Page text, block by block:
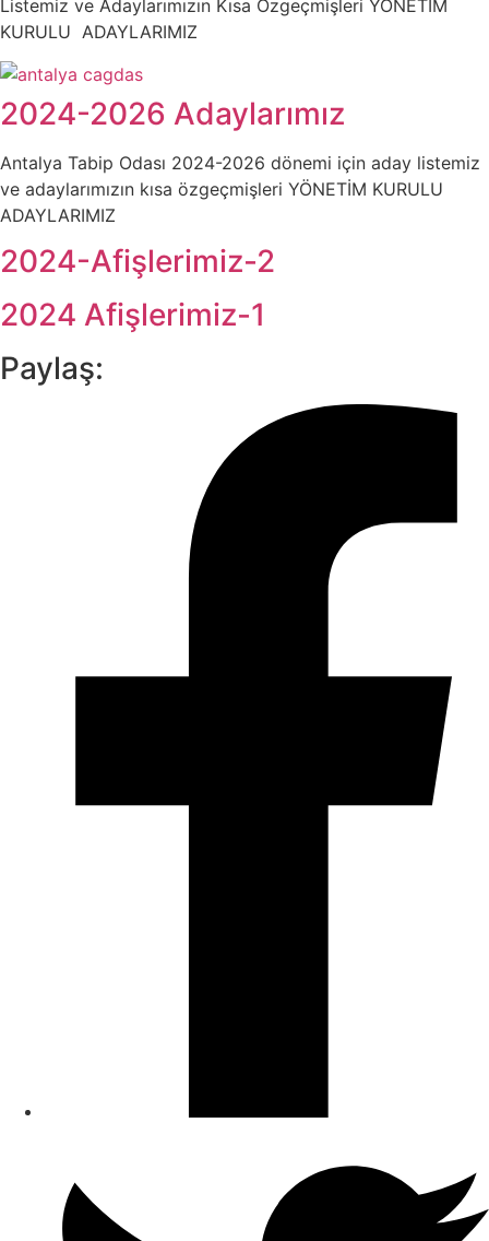
Listemiz ve Adaylarımızın Kısa Özgeçmişleri YÖNETİM
KURULU ADAYLARIMIZ
2024-2026 Adaylarımız
Antalya Tabip Odası 2024-2026 dönemi için aday listemiz
ve adaylarımızın kısa özgeçmişleri YÖNETİM KURULU
ADAYLARIMIZ
2024-Afişlerimiz-2
2024 Afişlerimiz-1
Paylaş: